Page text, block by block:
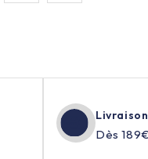
Dès